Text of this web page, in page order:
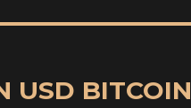
USD BITCOIN